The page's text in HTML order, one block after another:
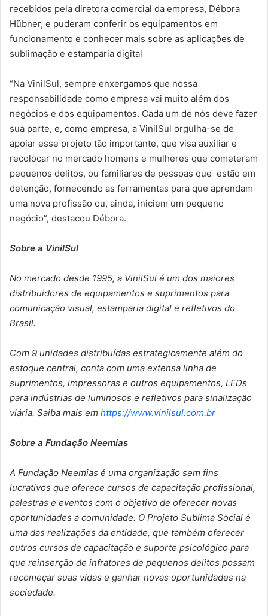
recebidos pela diretora comercial da empresa, Débora
Hübner, e puderam conferir os equipamentos em
funcionamento e conhecer mais sobre as aplicações de
sublimação e estamparia digital
“Na VinilSul, sempre enxergamos que nossa
responsabilidade como empresa vai muito além dos
negócios e dos equipamentos. Cada um de nós deve fazer
sua parte, e, como empresa, a VinilSul orgulha-se de
apoiar esse projeto tão importante, que visa auxiliar e
recolocar no mercado homens e mulheres que cometeram
pequenos delitos, ou familiares de pessoas que estão em
detenção, fornecendo as ferramentas para que aprendam
uma nova profissão ou, ainda, iniciem um pequeno
negócio”, destacou Débora.
Sobre a VinilSul
No mercado desde 1995, a VinilSul é um dos maiores
distribuidores de equipamentos e suprimentos para
comunicação visual, estamparia digital e refletivos do
Brasil.
Com 9 unidades distribuídas estrategicamente além do
estoque central, conta com uma extensa linha de
suprimentos, impressoras e outros equipamentos, LEDs
para indústrias de luminosos e refletivos para sinalização
viária. Saiba mais em https://www.vinilsul.com.br
Sobre a Fundação Neemias
A Fundação Neemias é uma organização sem fins
lucrativos que oferece cursos de capacitação profissional,
palestras e eventos com o objetivo de oferecer novas
oportunidades a comunidade. O Projeto Sublima Social é
uma das realizações da entidade, que também oferecer
outros cursos de capacitação e suporte psicológico para
que reinserção de infratores de pequenos delitos possam
recomeçar suas vidas e ganhar novas oportunidades na
sociedade.